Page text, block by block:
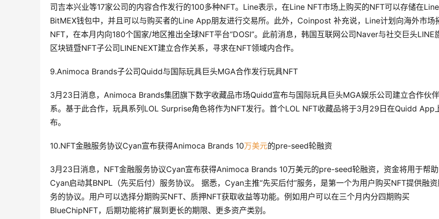
司吉本兴业等17家公司的内容合作发行的100多种NFT。Line表示，在Line NFT市场上购买的NFT可以存储在Line
BitMEX钱包中，并且可以与购买者的Line App朋友进行交易所。此外，Coinpost 补充说，Line计划向海外市场
NFT，在本月内向180个国家/地区推出全球NFT平台“DOSI”。此前消息，韩国互联网公司Naver与社交巨头LINE
区块链暨NFT子公司LINENEXT建立合作关系，寻求在NFT领域内合作。
9.Animoca Brands子公司Quidd与国际玩具巨头MGA合作发行玩具NFT
3月23日消息，Animoca Brands集团旗下数字收藏品市场Quidd宣布与国际玩具巨头MGA娱乐公司建立合作伙
系。基于此合作，玩具系列LOL Surprise角色将作为NFT发行。首个LOL NFT收藏品将于3月29日在Quidd App
布。
10.NFT金融服务协议Cyan宣布获得Animoca Brands 10万美元的pre-seed轮融资
3月23日消息，NFT金融服务协议Cyan宣布获得Animoca Brands 10万美元的pre-seed轮融资，资金将用于帮助
Cyan启动其BNPL（先买后付）服务协议。 据悉，Cyan主推“先买后付”服务，是第一个为用户购买NFT提供融资
务的协议。用户可以选择分期购买NFT、质押NFT获取收益等功能。例如用户可以在三个月内分四期购买
BlueChipNFT，后期功能将扩展到更长的期限、更多资产类别。